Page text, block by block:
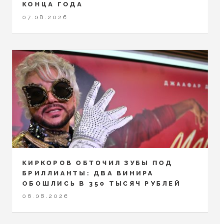
КОНЦА ГОДА
07.08.2026
КИРКОРОВ ОБТОЧИЛ ЗУБЫ ПОД
БРИЛЛИАНТЫ: ДВА ВИНИРА
ОБОШЛИСЬ В 350 ТЫСЯЧ РУБЛЕЙ
06.08.2026